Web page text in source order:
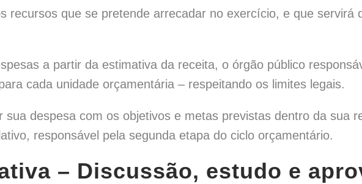
recursos que se pretende arrecadar no exercício, e que servirá
a partir da estimativa da receita, o órgão público
cada unidade orçamentária – respeitando os limites legais.
despesa com os objetivos e metas previstas dentro da sua
responsável pela segunda etapa do ciclo orçamentário.
– Discussão, estudo e